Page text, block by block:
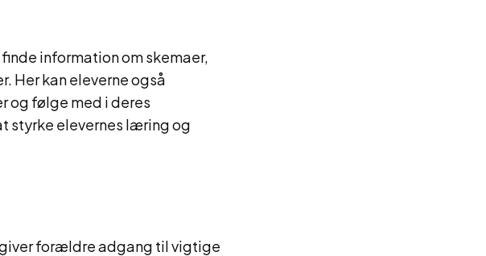
information om skemaer,
Her kan eleverne også
og følge med i deres
styrke elevernes læring og
forældre adgang til vigtige